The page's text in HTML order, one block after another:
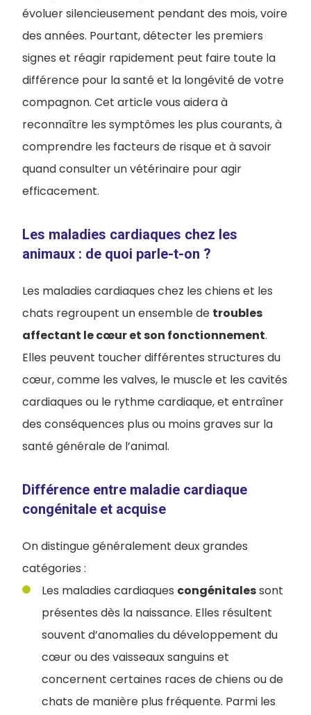
évoluer silencieusement pendant des mois, voire
des années. Pourtant, détecter les premiers
signes et réagir rapidement peut faire toute la
différence pour la santé et la longévité de votre
compagnon. Cet article vous aidera à
reconnaître les symptômes les plus courants, à
comprendre les facteurs de risque et à savoir
quand consulter un vétérinaire pour agir
efficacement.
Les maladies cardiaques chez les
animaux : de quoi parle-t-on ?
Les maladies cardiaques chez les chiens et les
chats regroupent un ensemble de troubles
affectant le cœur et son fonctionnement.
Elles peuvent toucher différentes structures du
cœur, comme les valves, le muscle et les cavités
cardiaques ou le rythme cardiaque, et entraîner
des conséquences plus ou moins graves sur la
santé générale de l’animal.
Différence entre maladie cardiaque
congénitale et acquise
​​On distingue généralement deux grandes
catégories :
Les maladies cardiaques congénitalessont
présentes dès la naissance. Elles résultent
souvent d’anomalies du développement du
cœur ou des vaisseaux sanguins et
concernent certaines races de chiens ou de
chats de manière plus fréquente. Parmi les